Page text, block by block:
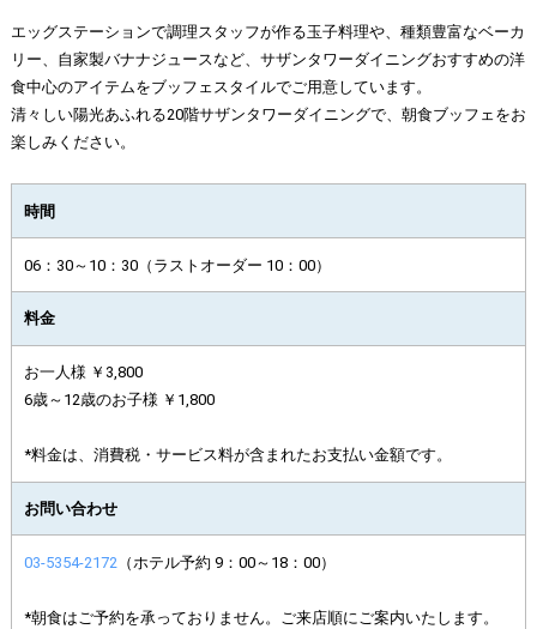
エッグステーションで調理スタッフが作る玉子料理や、種類豊富なベーカ
リー、自家製バナナジュースなど、サザンタワーダイニングおすすめの洋
食中心のアイテムをブッフェスタイルでご用意しています。
清々しい陽光あふれる20階サザンタワーダイニングで、朝食ブッフェをお
楽しみください。
時間
06：30～10：30（ラストオーダー 10：00）
料金
お一人様 ￥3,800
6歳～12歳のお子様 ￥1,800
*料金は、消費税・サービス料が含まれたお支払い金額です。
お問い合わせ
03-5354-2172 （ホテル予約 9：00～18：00）
*朝食はご予約を承っておりません。ご来店順にご案内いたします。